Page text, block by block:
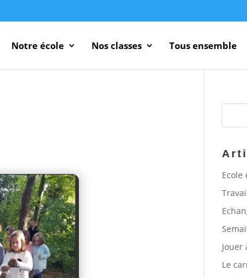
Notre école Nos classes Tous ensemble
Ecole
Jouer
Le